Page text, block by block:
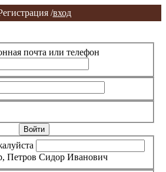
/вход
почта или телефон
Петров Сидор Иванович